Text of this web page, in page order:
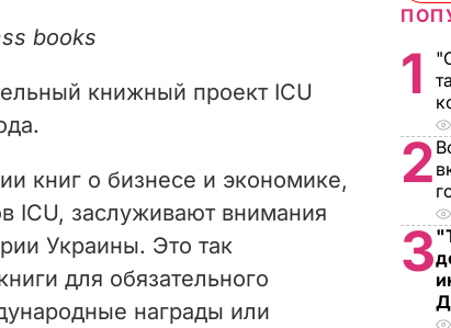
books
книжный проект ICU
книг о бизнесе и экономике,
ICU, заслуживают внимания
Украины. Это так
для обязательного
награды или
1
2
3